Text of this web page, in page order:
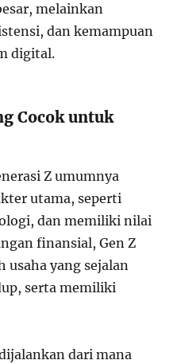
melainkan
dan kemampuan
digital.
Cocok untuk
Z umumnya
utama, seperti
dan memiliki nilai
finansial, Gen Z
usaha yang sejalan
serta memiliki
dari mana